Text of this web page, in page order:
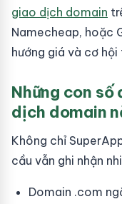
giao dịch domain
Namecheap, hoặc
hướng giá và cơ
Những con
dịch domain
Không chỉ
cầu vẫn ghi nhận
Domain .com